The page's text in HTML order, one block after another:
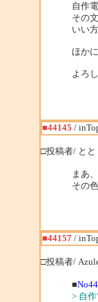
自作
その
いい
ほか
よろ
■44145 /
□投稿者/ とと
まあ
その
■44157/
□投稿者/
■
> 自